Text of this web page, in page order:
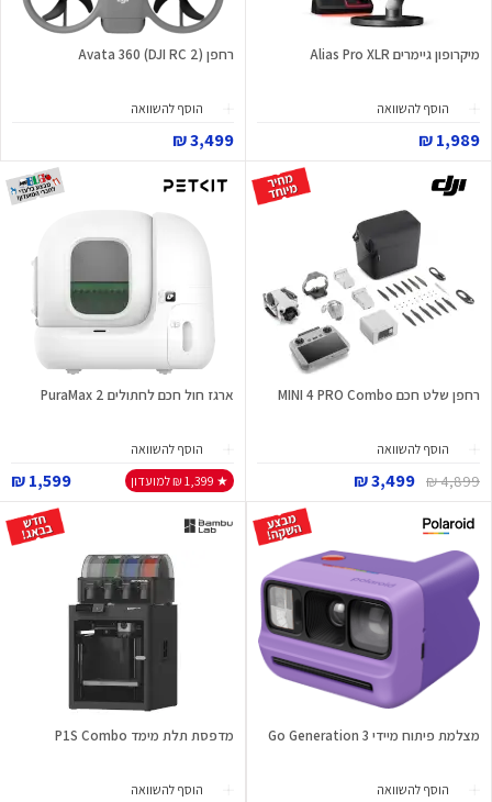
מיקרופון גיימרים Alias Pro XLR
הוסף להשוואה
1,989 ₪
רחפן Avata 360 (DJI RC 2)
הוסף להשוואה
3,499 ₪
רחפן שלט חכם MINI 4 PRO Combo
הוסף להשוואה
4,899 ₪
3,499 ₪
ארגז חול חכם לחתולים PuraMax 2
הוסף להשוואה
★ 1,399 ₪ למועדון
1,599 ₪
מצלמת פיתוח מיידי Go Generation 3
הוסף להשוואה
מדפסת תלת מימד P1S Combo
הוסף להשוואה